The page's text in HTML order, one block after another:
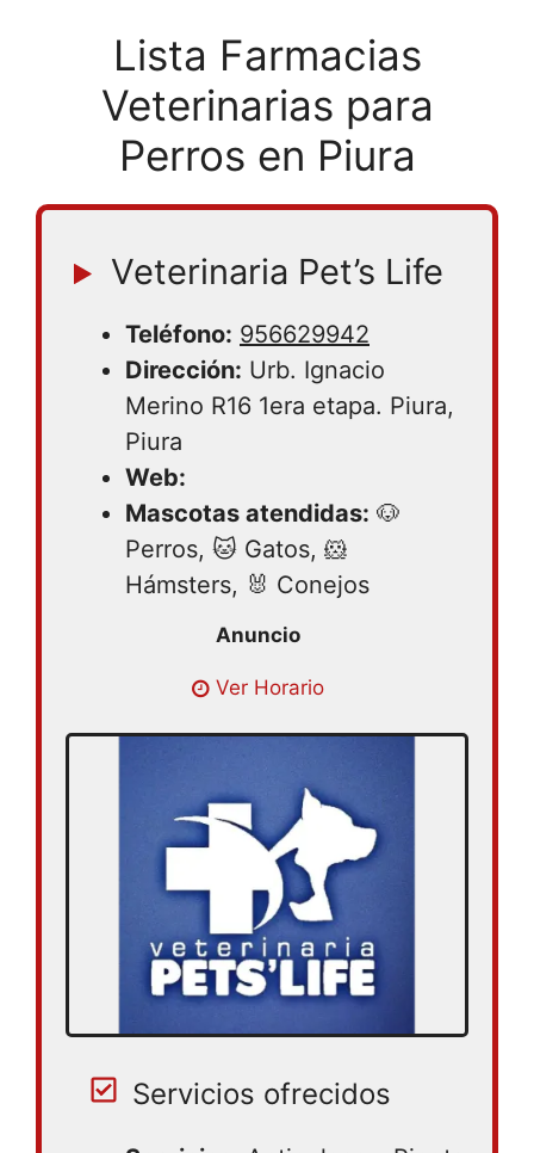
Lista Farmacias
Veterinarias para
Perros en Piura
Veterinaria Pet’s Life
Teléfono: 956629942
Dirección: Urb. Ignacio
Merino R16 1era etapa. Piura,
Piura
Web:
Mascotas atendidas: 🐶
Perros, 🐱 Gatos, 🐹
Hámsters, 🐰 Conejos
Lunes 08:00 – 13:00, 16:00 – 20:00 |
Miércoles 08:00 – 13:00, 16:00 – 20:00 |
Viernes 08:00 – 13:00, 16:00 – 20:00 |
Sábado 08:00 – 13:00, 16:00 – 20:00 |
Domingo cerrado
Ver Horario
Servicios ofrecidos